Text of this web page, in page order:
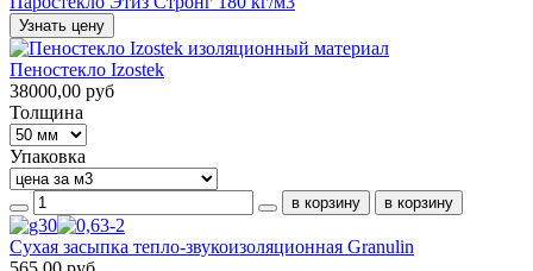
Узнать цену
Пеностекло Izostek
38000,00 руб
Толщина
Упаковка
Сухая засыпка тепло-звукоизоляционная Granulin